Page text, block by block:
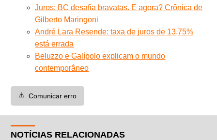
Juros: BC desafia bravatas. E agora? Crônica de
Gilberto Maringoni
André Lara Resende: taxa de juros de 13,75%
está errada
Beluzzo e Galípolo explicam o mundo
contemporâneo
⚠️ Comunicar erro
NOTÍCIAS RELACIONADAS